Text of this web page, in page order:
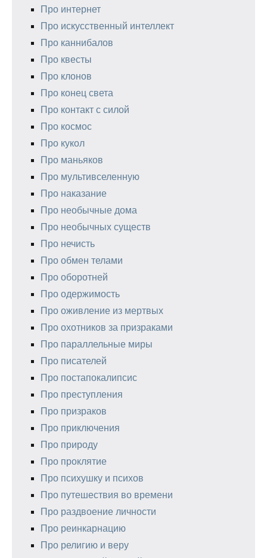
Про интернет
Про искусственный интеллект
Про каннибалов
Про квесты
Про клонов
Про конец света
Про контакт с силой
Про космос
Про кукол
Про маньяков
Про мультивселенную
Про наказание
Про необычные дома
Про необычных существ
Про нечисть
Про обмен телами
Про оборотней
Про одержимость
Про оживление из мертвых
Про охотников за призраками
Про параллельные миры
Про писателей
Про постапокалипсис
Про преступления
Про призраков
Про приключения
Про природу
Про проклятие
Про психушку и психов
Про путешествия во времени
Про раздвоение личности
Про реинкарнацию
Про религию и веру